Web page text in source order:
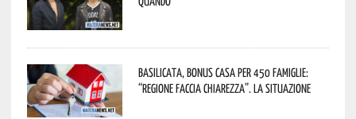
Basilicata, Bonus casa per 450 famiglie:
“Regione faccia chiarezza”. La situazione